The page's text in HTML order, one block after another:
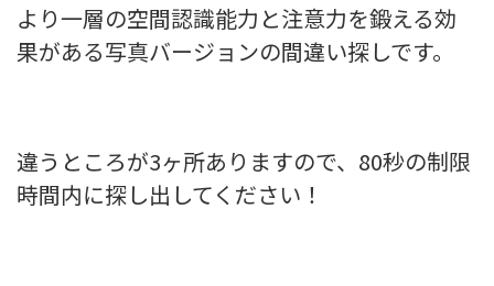
より一層の空間認識能力と注意力を鍛える効
果がある写真バージョンの間違い探しです。
違うところが3ヶ所ありますので、80秒の制限
時間内に探し出してください！